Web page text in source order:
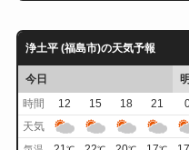
浄土平 (福島市)の天気予報
今日
時間
12 15 18 21
天気